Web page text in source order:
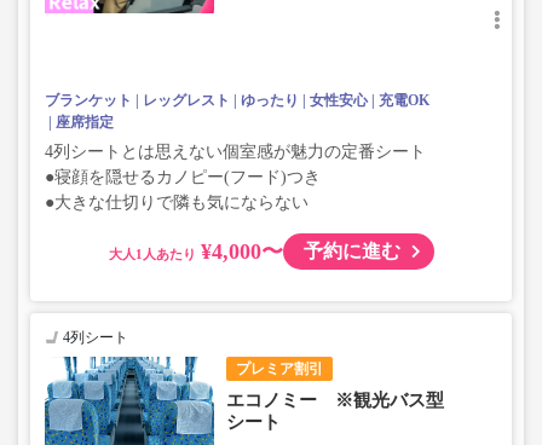
ブランケット レッグレスト ゆったり 女性安心
充電OK
座席指定
4列シートとは思えない個室感が魅力の定番シート
●寝顔を隠せるカノピー(フード)つき
●大きな仕切りで隣も気にならない
大人 ¥4,000〜 予約に進む
プレミア割引
4列シート
エコノミー ※観光バス型
シート